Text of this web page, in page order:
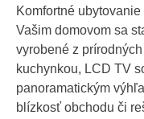
Komfortné
Vašim domovom sa
vyrobené z
kuchynkou, LCD TV
panoramatickým
blízkosť obchodu či